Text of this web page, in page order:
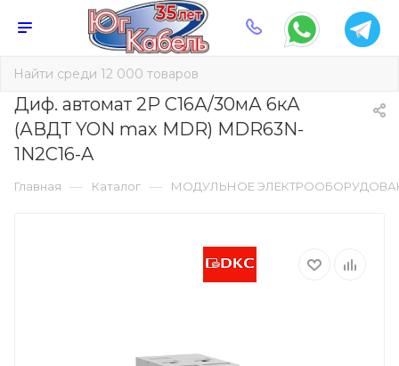
Диф. автомат 2Р С16А/30мА 6кА
(АВДТ YON max MDR) MDR63N-
1N2C16-A
Главная — Каталог — МОДУЛЬНОЕ